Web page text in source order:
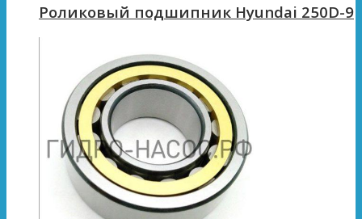
Роликовый подшипник Hyundai 250D-9